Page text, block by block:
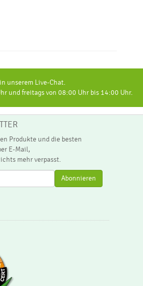
unserem Live-Chat.
und freitags von 08:00 Uhr bis 14:00 Uhr.
Produkte und die besten
E-Mail,
mehr verpasst.
Newsletter
Abonnieren